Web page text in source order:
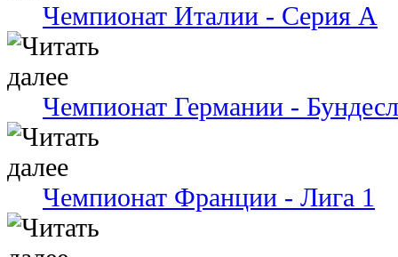
Чемпионат Италии - Серия А
Чемпионат Германии -
Чемпионат Франции - Лига 1